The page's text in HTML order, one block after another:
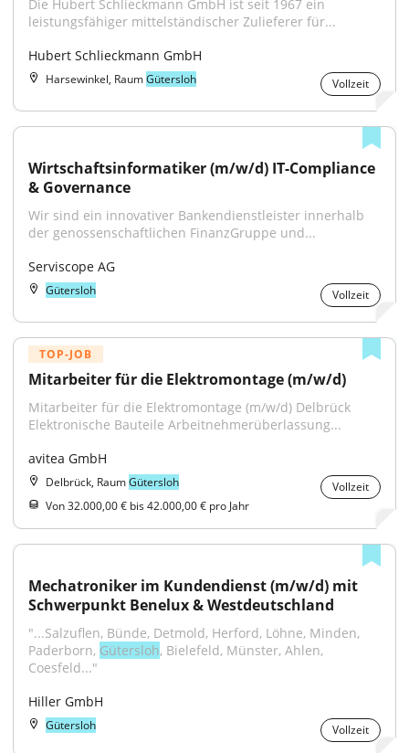
Die Hubert Schlieckmann GmbH ist seit 1967 ein
leistungsfähiger mittelständischer Zulieferer für...
Hubert Schlieckmann GmbH
Harsewinkel, RaumGütersloh Vollzeit
Wirtschaftsinformatiker (m/w/d) IT-Compliance
& Governance
Wir sind ein innovativer Bankendienstleister innerhalb
der genossenschaftlichen FinanzGruppe und...
Serviscope AG
Gütersloh Vollzeit
TOP-JOB
Mitarbeiter für die Elektromontage (m/w/d)
Mitarbeiter für die Elektromontage (m/w/d) Delbrück
Elektronische Bauteile Arbeitnehmerüberlassung...
avitea GmbH
Delbrück, RaumGütersloh
Vollzeit
Von 32.000,00 € bis 42.000,00 € pro Jahr
Mechatroniker im Kundendienst (m/w/d) mit
Schwerpunkt Benelux & Westdeutschland
"...Salzuflen, Bünde, Detmold, Herford, Löhne, Minden,
Paderborn, Gütersloh, Bielefeld, Münster, Ahlen,
Coesfeld..."
Hiller GmbH
Gütersloh Vollzeit